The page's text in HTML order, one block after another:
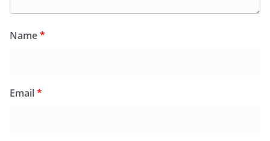
Name*
Email*